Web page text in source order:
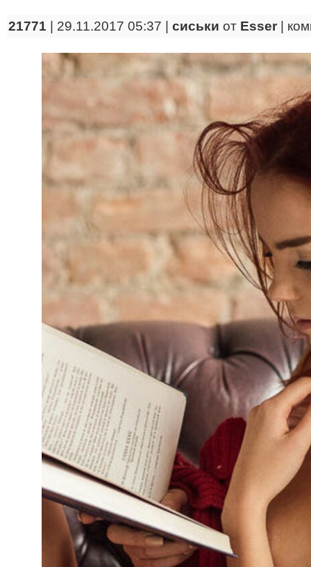
21771 | 29.11.2017 05:37 | сиськи от Esser